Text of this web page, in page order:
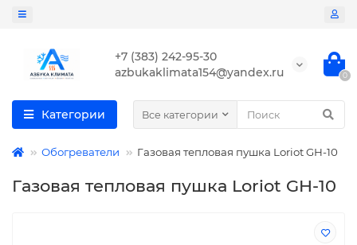
+7 (383) 242-95-30
azbukaklimata154@yandex.ru
0
Категории Все категории
Обогреватели Газовая тепловая пушка Loriot GH-10
Газовая тепловая пушка Loriot GH-10